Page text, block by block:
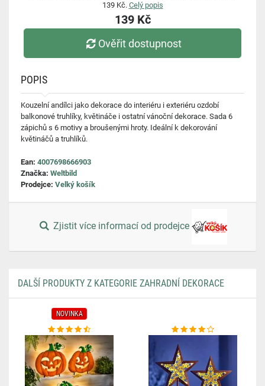
139 Kč. Celý popis
139 Kč
Ověřit dostupnost
POPIS
Kouzelní andílci jako dekorace do interiéru i exteriéru ozdobí
balkonové truhlíky, květináče i ostatní vánoční dekorace. Sada 6
zápichů s 6 motivy a broušenými hroty. Ideální k dekorování
květináčů a truhlíků.
Ean: 4007698666903
Značka: Weltbild
Prodejce: Velký košík
Zjistit více informací od prodejce
DALŠÍ PRODUKTY Z KATEGORIE ZAHRADNÍ DEKORACE
NOVINKA